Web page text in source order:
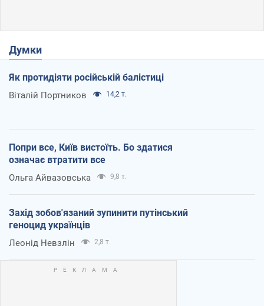
Думки
Як протидіяти російській балістиці
Віталій Портников 14,2 т.
Попри все, Київ вистоїть. Бо здатися
означає втратити все
Ольга Айвазовська 9,8 т.
Захід зобов'язаний зупинити путінський
геноцид українців
Леонід Невзлін 2,8 т.